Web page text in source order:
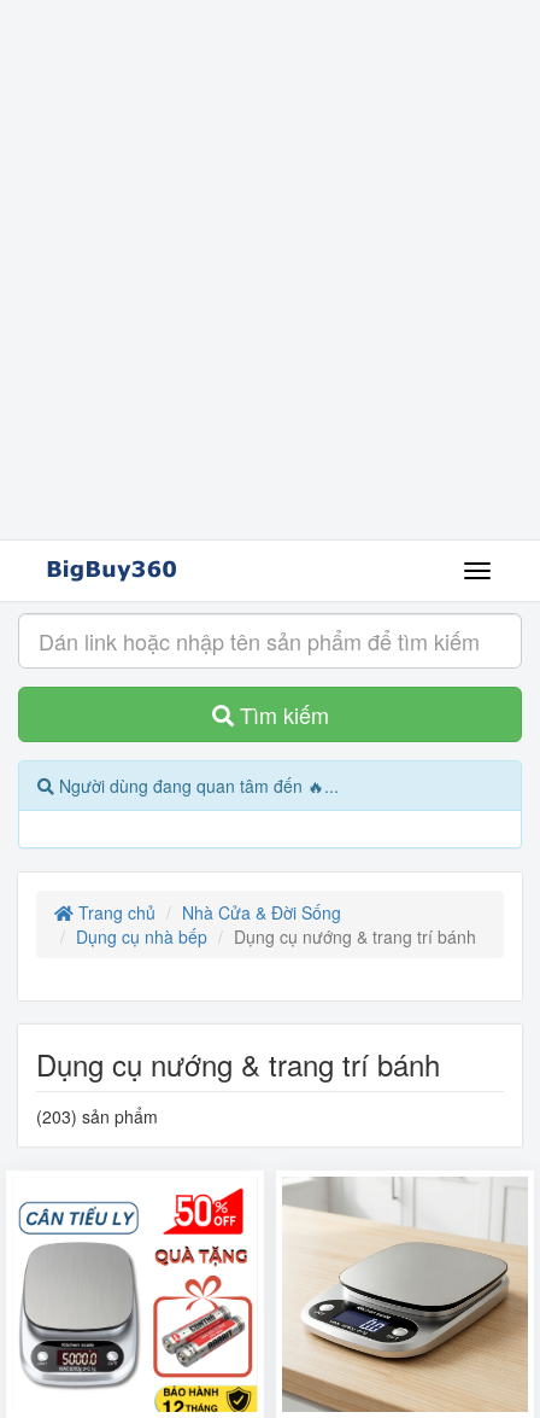
Tìm kiếm
Người dùng đang quan tâm đến 🔥...
Trang chủ
Nhà Cửa & Đời Sống
Dụng cụ nhà bếp
Dụng cụ nướng & trang trí bánh
Dụng cụ nướng & trang trí bánh
(203) sản phẩm